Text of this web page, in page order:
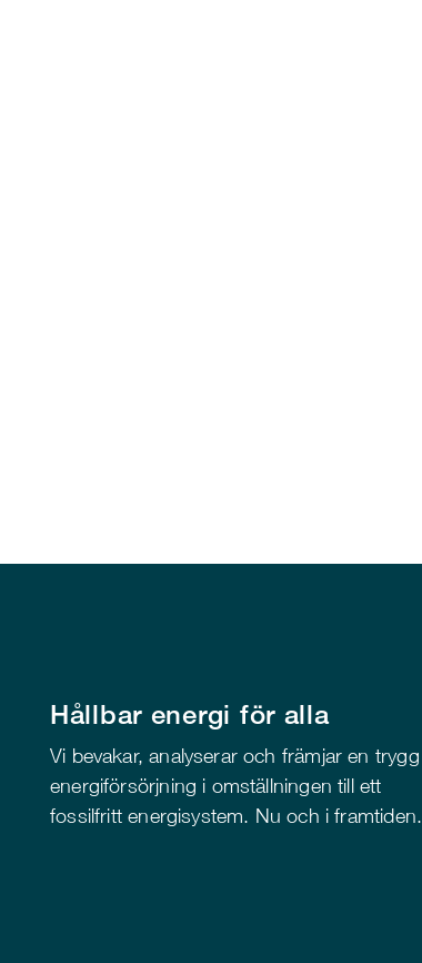
Hållbar energi för alla
Vi bevakar, analyserar och främjar en trygg
energiförsörjning i omställningen till ett
fossilfritt energisystem. Nu och i framtiden.